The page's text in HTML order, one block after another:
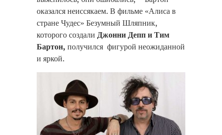
оказался неиссякаем. В фильме «Алиса в
стране Чудес» Безумный Шляпник,
которого создали Джонни Депп и Тим
Бартон, получился фигурой неожиданной
и яркой.